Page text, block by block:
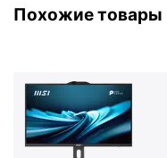
Похожие товары